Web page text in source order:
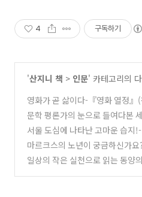
4 구독하기
'산지니 책 > 인문' 카테고리의
영화가 곧 삶이다-『영화 열정』
문학 평론가의 눈으로 들여다본
『시인의 공책』(책 소개)
(1)
서울 도심에 나타난 고마운 습지
기』(책소개)
(0)
마르크스의 노년이 궁금하신가
의 마지막 투쟁』(책소개)
(0)
일상의 작은 실천으로 읽는 동양